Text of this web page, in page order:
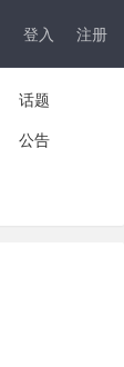
登入 注册
话题
公告